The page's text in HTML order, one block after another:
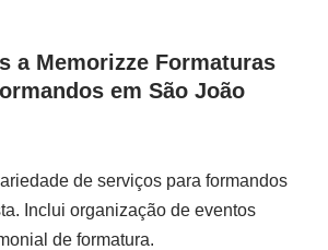
a Memorizze Formaturas
em São João
de serviços para formandos
Inclui organização de eventos
de formatura.